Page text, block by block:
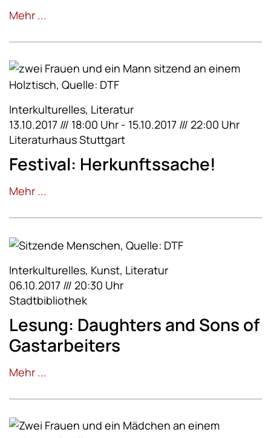
Mehr ...
Interkulturelles, Literatur
13.10.2017 /// 18:00 Uhr - 15.10.2017 /// 22:00 Uhr
Literaturhaus Stuttgart
Festival: Herkunftssache!
Mehr ...
Interkulturelles, Kunst, Literatur
06.10.2017 /// 20:30 Uhr
Stadtbibliothek
Lesung: Daughters and Sons of
Gastarbeiters
Mehr ...